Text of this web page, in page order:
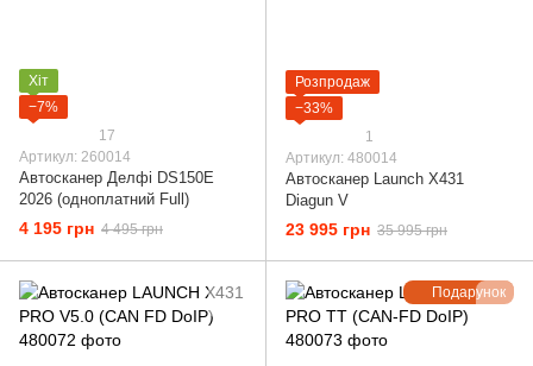
Хіт
−7%
17
Артикул: 260014
Автосканер Делфі DS150E
2026 (одноплатний Full)
4 195 грн 4 495 грн
Розпродаж
−33%
1
Артикул: 480014
Автосканер Launch X431
Diagun V
23 995 грн 35 995 грн
Подарунок